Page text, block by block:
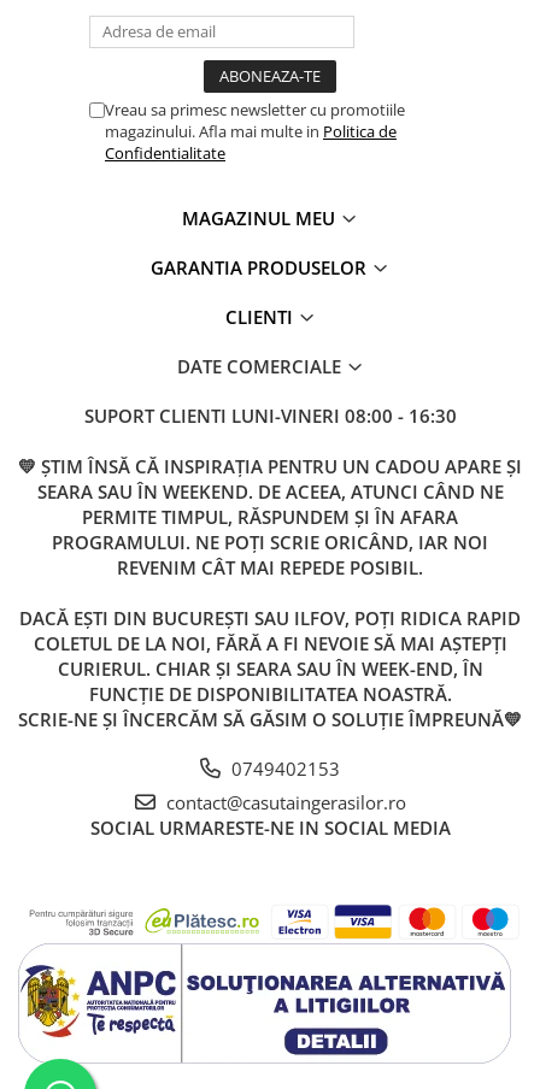
Vreau sa primesc newsletter cu promotiile
magazinului. Afla mai multe in Politica de
Confidentialitate
MAGAZINUL MEU
GARANTIA PRODUSELOR
CLIENTI
DATE COMERCIALE
SUPORT CLIENTI LUNI-VINERI 08:00 - 16:30
💛 ȘTIM ÎNSĂ CĂ INSPIRAȚIA PENTRU UN CADOU APARE ȘI
SEARA SAU ÎN WEEKEND. DE ACEEA, ATUNCI CÂND NE
PERMITE TIMPUL, RĂSPUNDEM ȘI ÎN AFARA
PROGRAMULUI. NE POȚI SCRIE ORICÂND, IAR NOI
REVENIM CÂT MAI REPEDE POSIBIL.
DACĂ EȘTI DIN BUCUREȘTI SAU ILFOV, POȚI RIDICA RAPID
COLETUL DE LA NOI, FĂRĂ A FI NEVOIE SĂ MAI AȘTEPȚI
CURIERUL. CHIAR ȘI SEARA SAU ÎN WEEK-END, ÎN
FUNCȚIE DE DISPONIBILITATEA NOASTRĂ.
SCRIE-NE ȘI ÎNCERCĂM SĂ GĂSIM O SOLUȚIE ÎMPREUNĂ💛
0749402153
contact@casutaingerasilor.ro
SOCIAL URMARESTE-NE IN SOCIAL MEDIA